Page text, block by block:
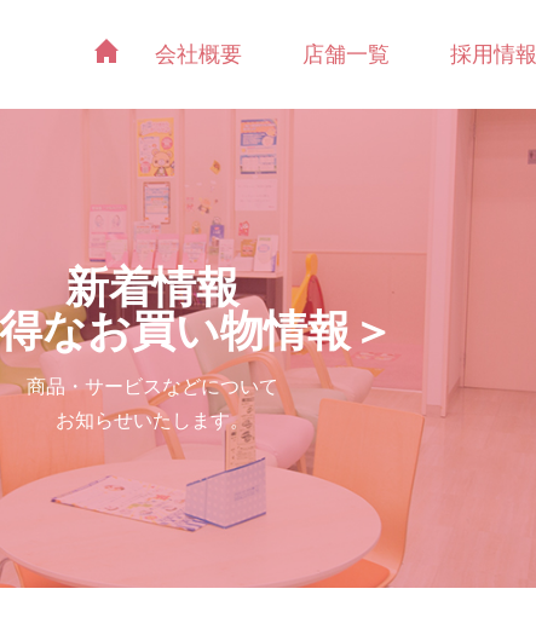
会社概要 店舗一覧 採用情報
新着情報
なお買い物情報＞
商品・サービスなどについて
お知らせいたします。